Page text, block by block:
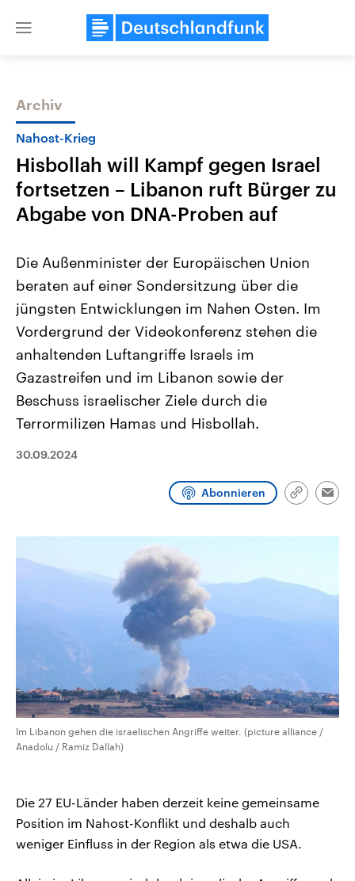
Close
Themen
2026
Alle Informationen
Sachsen-Anhalt wählt am 6.
September 2026 einen neuen
Landtag. Seit 2021 wird das
Bundesland von einer Koalition aus
CDU, SPD und FDP regiert.-
Umfragen, Prognosen,
und Hintergründe zu den Parteien
und Kandidaten der anstehenden
Wahl.
Aktuelle Beiträge,
Hintergründe
Wirtschaftlich und
gehören die Vereinigten
den mächtigsten Ländern
mit großem Einfluss auf
Sendungen Programm Podcasts
Archiv
Nahost-Krieg
Hisbollah will Kampf gegen Israel
fortsetzen – Libanon ruft Bürger zu
Abgabe von DNA-Proben auf
Die Außenminister der Europäischen Union
beraten auf einer Sondersitzung über die
jüngsten Entwicklungen im Nahen Osten. Im
Vordergrund der Videokonferenz stehen die
anhaltenden Luftangriffe Israels im
Gazastreifen und im Libanon sowie der
Beschuss israelischer Ziele durch die
Terrormilizen Hamas und Hisbollah.
30.09.2024
Abonnieren
Link
Im Libanon gehen die israelischen Angriffe weiter. (picture alliance /
Anadolu / Ramiz Dallah)
Die 27 EU-Länder haben derzeit keine gemeinsame
Position im Nahost-Konflikt und deshalb auch
weniger Einfluss in der Region als etwa die USA.